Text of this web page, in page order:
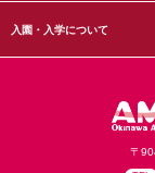
入園・入学について
〒